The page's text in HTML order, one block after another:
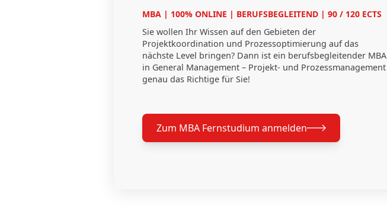
MBA | 100% ONLINE | BERUFSBEGLEITEND | 90 / 120 ECTS
Sie wollen Ihr Wissen auf den Gebieten der
Projektkoordination und Prozessoptimierung auf das
nächste Level bringen? Dann ist ein berufsbegleitender MBA
in General Management – Projekt- und Prozessmanagement
genau das Richtige für Sie!
Zum MBA Fernstudium anmelden